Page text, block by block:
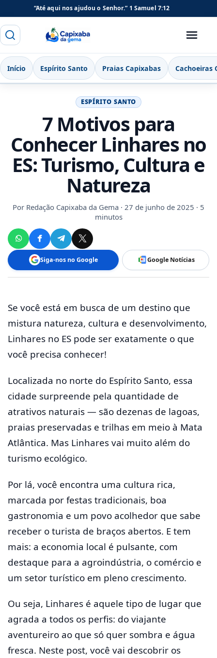
“Até aqui nos ajudou o Senhor.” 1 Samuel 7:12
Buscar
Menu
Início Espírito Santo Praias Capixabas Cachoeiras
ESPÍRITO SANTO
7 Motivos para
Conhecer Linhares no
ES: Turismo, Cultura e
Natureza
Por Redação Capixaba da Gema · 27 de junho de 2025 · 5
minutos
Siga-nos no Google Google Notícias
Se você está em busca de um destino que
mistura natureza, cultura e desenvolvimento,
Linhares no ES pode ser exatamente o que
você precisa conhecer!
Localizada no norte do Espírito Santo, essa
cidade surpreende pela quantidade de
atrativos naturais — são dezenas de lagoas,
praias preservadas e trilhas em meio à Mata
Atlântica. Mas Linhares vai muito além do
turismo ecológico.
Por lá, você encontra uma cultura rica,
marcada por festas tradicionais, boa
gastronomia e um povo acolhedor que sabe
receber o turista de braços abertos. E tem
mais: a economia local é pulsante, com
destaque para a agroindústria, o comércio e
um setor turístico em pleno crescimento.
Ou seja, Linhares é aquele tipo de lugar que
agrada a todos os perfis: do viajante
aventureiro ao que só quer sombra e água
fresca. Neste post, você vai descobrir os